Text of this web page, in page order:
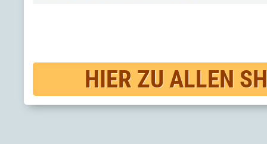
HIER ZU ALLEN